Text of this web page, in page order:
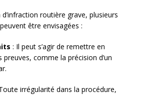
routière grave, plusieurs
être envisagées :
: Il peut s’agir de remettre en
comme la précision d’un
irrégularité dans la procédure,